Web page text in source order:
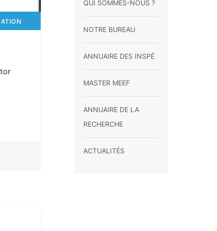
QUI SOMMES-NOUS ?
NOTRE BUREAU
ANNUAIRE DES INSPÉ
MASTER MEEF
ANNUAIRE DE LA
RECHERCHE
ACTUALITÉS